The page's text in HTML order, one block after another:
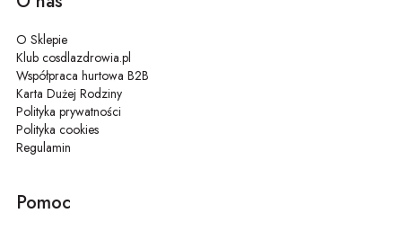
O Sklepie
Klub cosdlazdrowia.pl
Współpraca hurtowa B2B
Karta Dużej Rodziny
Polityka prywatności
Polityka cookies
Regulamin
Pomoc